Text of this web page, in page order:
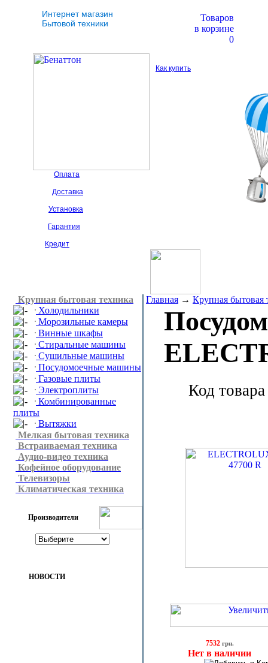
Интернет магазин
Бытовой техники
Товаров
в корзине
0
Как купить
Оплата
Доставка
Установка
Гарантия
Кредит
Крупная бытовая техника
Холодильники
Морозильные камеры
Винные шкафы
Стиральные машины
Сушильные машины
Посудомоечные машины
Газовые плиты
Электроплиты
Комбинированные
плиты
Вытяжки
Мелкая бытовая техника
Встраиваемая техника
Аудио-видео техника
Кофейное оборудование
Телевизоры
Климатическая техника
Производители
НОВОСТИ
Главная → Крупная бытовая
Код
7532грн.
Нет в наличии